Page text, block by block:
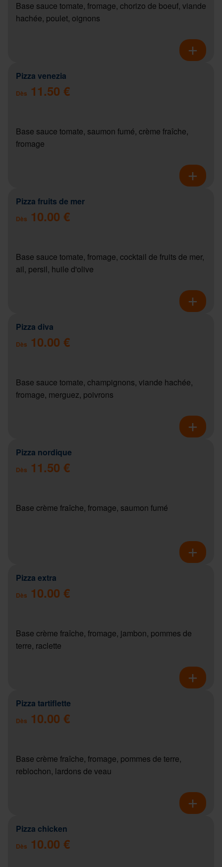
Base sauce tomate, fromage, chorizo de boeuf, viande
hachée, poulet, oignons
Pizza venezia
Dès 11.50 €
Base sauce tomate, saumon fumé, crème fraîche,
fromage
Pizza fruits de mer
Dès 10.00 €
Base sauce tomate, fromage, cocktail de fruits de mer,
ail, persil, huile d'olive
Pizza diva
Dès 10.00 €
Base sauce tomate, champignons, viande hachée,
fromage, merguez, poivrons
Pizza nordique
Dès 11.50 €
Base crème fraîche, fromage, saumon fumé
Pizza extra
Dès 10.00 €
Base crème fraîche, fromage, jambon, pommes de
terre, raclette
Pizza tartiflette
Dès 10.00 €
Base crème fraîche, fromage, pommes de terre,
reblochon, lardons de veau
Pizza chicken
Dès 10.00 €